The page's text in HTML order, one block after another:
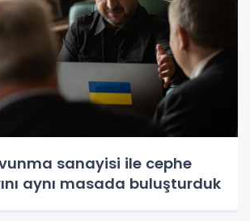
sanayisi ile cephe
aynı masada buluşturduk